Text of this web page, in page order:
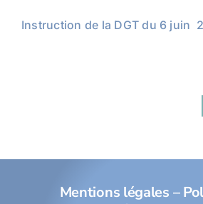
Instruction de la DGT du 6 juin
Mentions légales –